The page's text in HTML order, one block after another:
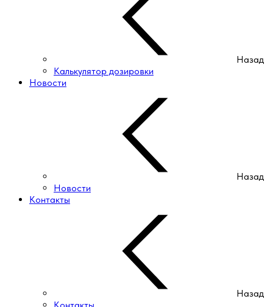
Назад
Калькулятор дозировки
Новости
Назад
Новости
Контакты
Назад